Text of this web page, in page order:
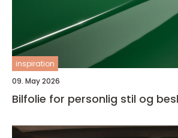
inspiration
09. May 2026
Bilfolie for personlig stil og